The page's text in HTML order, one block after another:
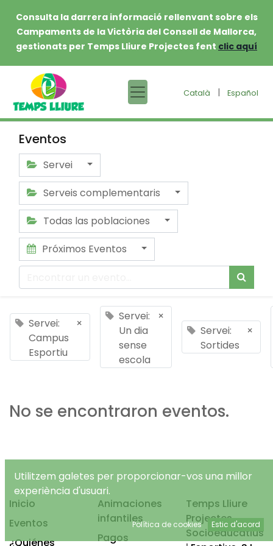
Consulta la darrera informació rellenvant sobre els
Campaments de la Victòria del Consell de Mallorca,
gestionats per Temps Lliure Projectes fent clic aquí
Català | Español
Eventos
Servei
Serveis complementaris
Todas las poblaciones
Próximos Eventos
Servei:
Campus
Esportiu
×
Servei:
Un dia
sense
escola
×
Servei:
Sortides
×
No se encontraron eventos.
Inicio
Eventos
¿Quiénes
Animaciones
infantiles
Pagos
Temps Lliure
Projectes
Socioeducatius
Utilitzem galetes per proporcionar-vos una millor
experiència d'usuari.
Política de cookies Estic d'acord